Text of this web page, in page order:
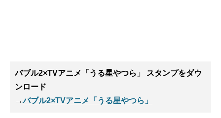
バブル2×TVアニメ「うる星やつら」 スタンプをダウ
ンロード
→バブル2×TVアニメ「うる星やつら」